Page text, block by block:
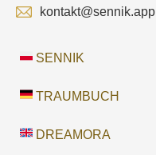
kontakt@sennik.app
SENNIK
TRAUMBUCH
DREAMORA